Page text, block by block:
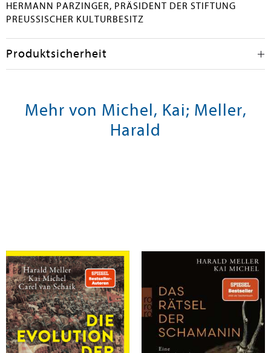
HERMANN PARZINGER, PRÄSIDENT DER STIFTUNG
PREUSSISCHER KULTURBESITZ
Produktsicherheit
Mehr von Michel, Kai; Meller,
Harald